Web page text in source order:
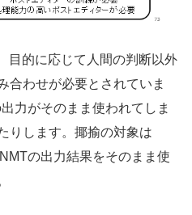
目的に応じて人間の判断以外
合わせが必要とされていま
力がそのまま使われてしま
りします。揶揄の対象は
の出力結果をそのまま使